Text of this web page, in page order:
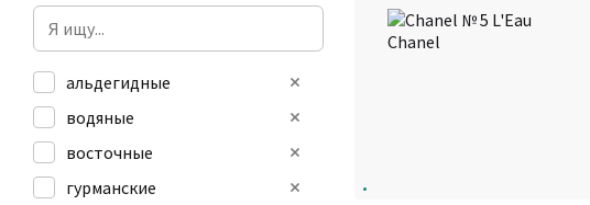
альдегидные
водяные
восточные
гурманские